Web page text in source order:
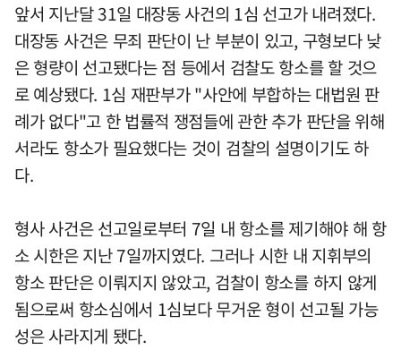
앞서 지난달 31일 대장동 사건의 1심 선고가 내려졌다.
대장동 사건은 무죄 판단이 난 부분이 있고, 구형보다 낮
은 형량이 선고됐다는 점 등에서 검찰도 항소를 할 것으
로 예상됐다. 1심 재판부가 "사안에 부합하는 대법원 판
례가 없다"고 한 법률적 쟁점들에 관한 추가 판단을 위해
서라도 항소가 필요했다는 것이 검찰의 설명이기도 하
다.
형사 사건은 선고일로부터 7일 내 항소를 제기해야 해 항
소 시한은 지난 7일까지였다. 그러나 시한 내 지휘부의
항소 판단은 이뤄지지 않았고, 검찰이 항소를 하지 않게
됨으로써 항소심에서 1심보다 무거운 형이 선고될 가능
성은 사라지게 됐다.